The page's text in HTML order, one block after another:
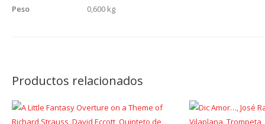
Peso 0,600 kg
Productos relacionados